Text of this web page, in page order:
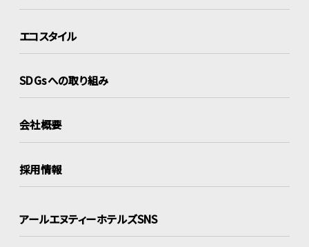
エコスタイル
SDGsへの取り組み
会社概要
採用情報
アールエヌティーホテルズSNS